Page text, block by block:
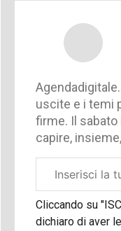
uscite e i temi
firme. Il
capire,
aziendale
Cliccando su
dichiaro di aver